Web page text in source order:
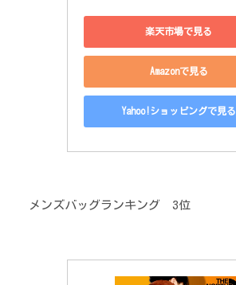
楽天市場で見る
Amazonで見る
Yahoo!ショッピングで見る
メンズバッグランキング 3位